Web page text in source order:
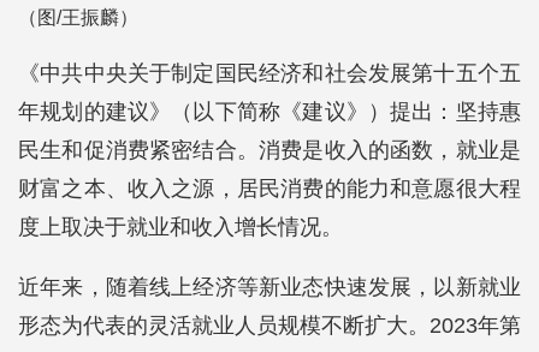
（图/王振麟）
《中共中央关于制定国民经济和社会发展第十五个五
年规划的建议》（以下简称《建议》）提出：坚持惠
民生和促消费紧密结合。消费是收入的函数，就业是
财富之本、收入之源，居民消费的能力和意愿很大程
度上取决于就业和收入增长情况。
近年来，随着线上经济等新业态快速发展，以新就业
形态为代表的灵活就业人员规模不断扩大。2023年第